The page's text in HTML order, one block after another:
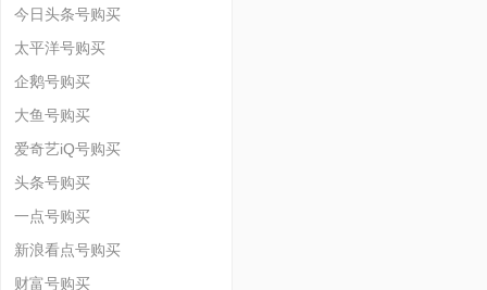
今日头条号购买
太平洋号购买
企鹅号购买
大鱼号购买
爱奇艺iQ号购买
头条号购买
一点号购买
新浪看点号购买
财富号购买